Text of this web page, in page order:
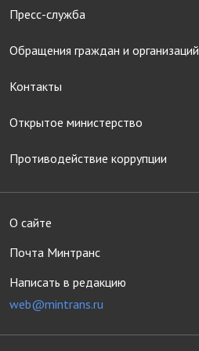
Пресс-служба
Обращения граждан и организаций
Контакты
Открытое министерство
Противодействие коррупции
О сайте
Почта Минтранс
Написать в редакцию
web@mintrans.ru